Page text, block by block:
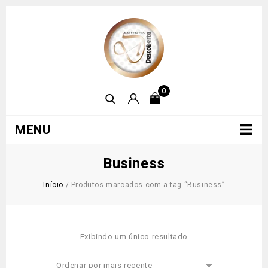
0
MENU
Business
Início / Produtos marcados com a tag “Business”
Exibindo um único resultado
Ordenar por mais recente